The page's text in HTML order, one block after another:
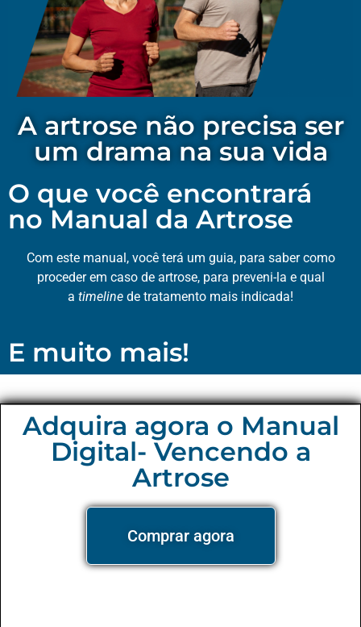
A artrose não precisa ser
um drama na sua vida
O que você encontrará
no Manual da Artrose
Com este manual, você terá um guia, para saber como
proceder em caso de artrose, para preveni-la e qual
a timeline de tratamento mais indicada!
E muito mais!
Adquira agora o Manual
Digital- Vencendo a
Artrose
Comprar agora